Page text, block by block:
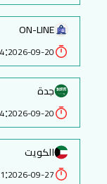
ON-LINE
2026-09-20
:
جدة
2026-09-20
:
الكويت
2026-09-27
: